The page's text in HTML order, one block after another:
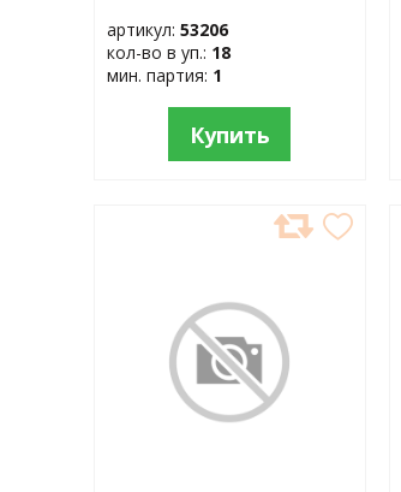
артикул:53206
кол-во в уп.: 18
мин. партия: 1
Купить